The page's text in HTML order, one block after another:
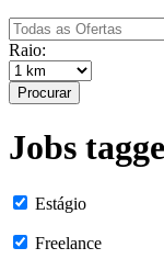
Raio:
Procurar
Jobs
Estágio
Freelance